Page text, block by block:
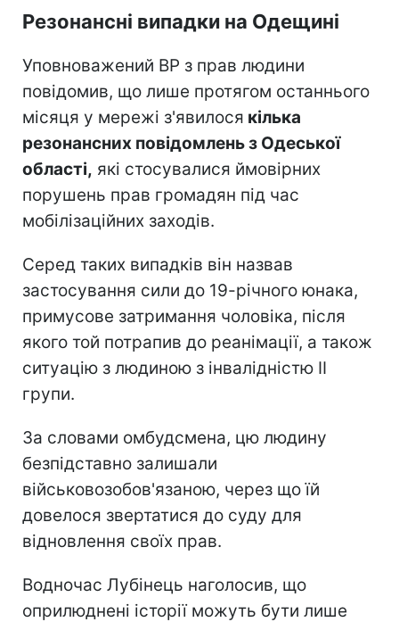
Резонансні випадки на Одещині
Уповноважений ВР з прав людини
повідомив, що лише протягом останнього
місяця у мережі з'явилося кілька
резонансних повідомлень з Одеської
області, які стосувалися ймовірних
порушень прав громадян під час
мобілізаційних заходів.
Серед таких випадків він назвав
застосування сили до 19-річного юнака,
примусове затримання чоловіка, після
якого той потрапив до реанімації, а також
ситуацію з людиною з інвалідністю II
групи.
За словами омбудсмена, цю людину
безпідставно залишали
військовозобов'язаною, через що їй
довелося звертатися до суду для
відновлення своїх прав.
Водночас Лубінець наголосив, що
оприлюднені історії можуть бути лише